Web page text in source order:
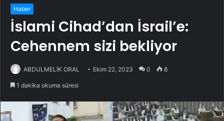
Haber
İslami Cihad’dan İsrail’e:
Cehennem sizi bekliyor
ABDULMELİK ORAL Ekim 22, 2023 0 8
1 dakika okuma süresi